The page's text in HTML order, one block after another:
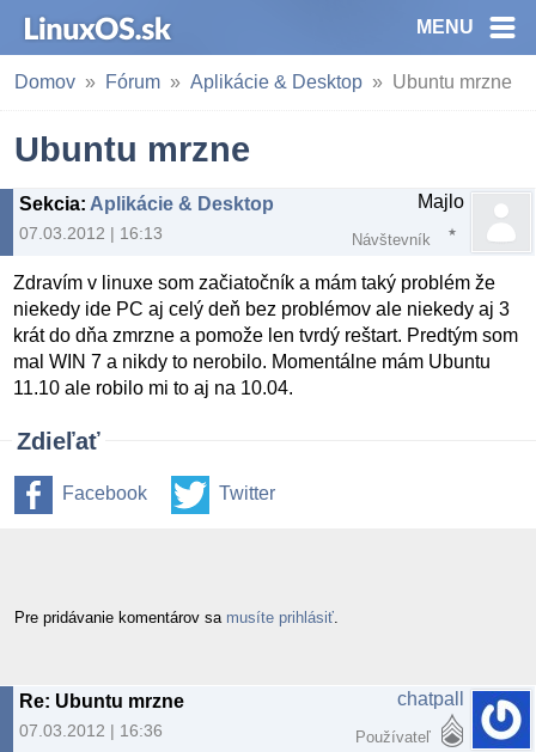
MENU
Domov Fórum Aplikácie & Desktop Ubuntu mrzne
Ubuntu mrzne
Sekcia: Aplikácie & Desktop
07.03.2012 | 16:13
Majlo
Návštevník
Zdravím v linuxe som začiatočník a mám taký problém že
niekedy ide PC aj celý deň bez problémov ale niekedy aj 3
krát do dňa zmrzne a pomože len tvrdý reštart. Predtým som
mal WIN 7 a nikdy to nerobilo. Momentálne mám Ubuntu
11.10 ale robilo mi to aj na 10.04.
Zdieľať
Facebook Twitter
Pre pridávanie komentárov sa musíte prihlásiť
Re: Ubuntu mrzne
07.03.2012 | 16:36
chatpall
Používateľ